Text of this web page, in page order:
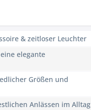
& zeitloser Leuchter
elegante
Größen und
Anlässen im Alltag